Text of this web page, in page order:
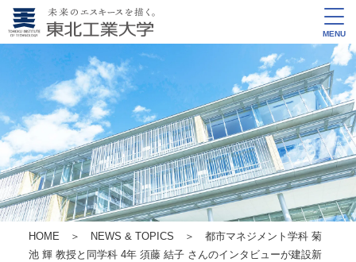
MENU
HOME ＞ NEWS & TOPICS ＞ 都市マネジメント学科 菊
池 輝 教授と同学科 4年 須藤 結子 さんのインタビューが建設新